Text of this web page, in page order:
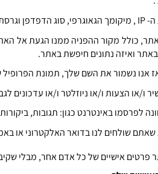
ה- IP , מיקומך הגאוגרפי,סוג הדפדפן
, כולל מקור ההפניה ממנו הגעת אל
ואיזה נתונים חיפשת באתר.
אנו נשמור את השם שלך, תמונת
ו/או הצעות ו/או ניוזלטר ו/או עדכונים
לפרסמו באינטרנט כגון: תגובות,ביקורות
שאתם שולחים לנו בדואר האלקטרוני או
פרטים אישיים של כל אדם אחר, מבלי